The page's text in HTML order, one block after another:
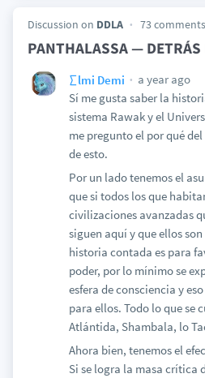
Discussion on DDLA 73 comments
PANTHALASSA — DETRÁS
∑lmi Demi
a year ago
Sí me gusta saber la
sistema Rawak y el
me pregunto el por qué
de esto.
Por un lado tenemos el
que si todos los que
civilizaciones avanzadas
siguen aquí y que ellos
historia contada es para
poder, por lo mínimo se
esfera de consciencia y
para ellos. Todo lo que se
Atlántida, Shambala, lo
Ahora bien, tenemos el
Si se logra la masa crítica